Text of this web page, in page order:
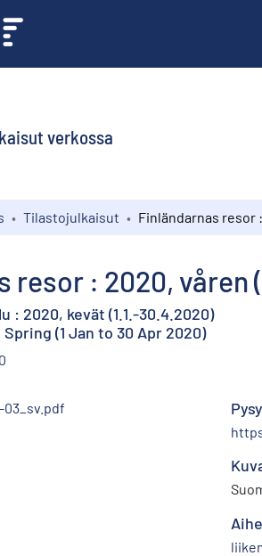
verkossa
Tilastojulkaisut
resor : 2020, våren
: 2020, kevät (1.1.-30.4.2020)
(1 Jan to 30 Apr 2020)
03_sv.pdf